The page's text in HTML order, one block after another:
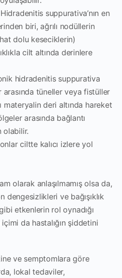
suppurativa’nın en
biri, ağrılı nodüllerin
dolu keseciklerin)
cilt altında derinlere
hidradenitis suppurativa
arasında tüneller veya fistüller
materyalin deri altında hareket
arasında bağlantı
olabilir.
ciltte kalıcı izlere yol
olarak anlaşılmamış olsa da,
ve bağışıklık
etkenlerin rol oynadığı
da hastalığın şiddetini
ve semptomlara göre
lokal tedaviler,